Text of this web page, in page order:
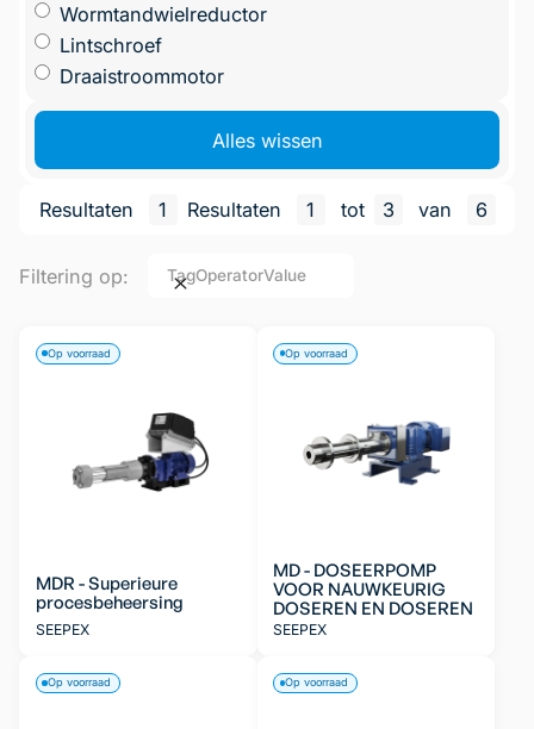
Wormtandwielreductor
Lintschroef
Draaistroommotor
Alles wissen
Resultaten 1 Resultaten 1 tot 3 van 6
Filtering op: TagOperatorValue
MDR - Superieure
procesbeheersing
SEEPEX
Op voorraad
MD - DOSEERPOMP
VOOR NAUWKEURIG
DOSEREN EN DOSEREN
SEEPEX
Op voorraad
Op voorraad Op voorraad